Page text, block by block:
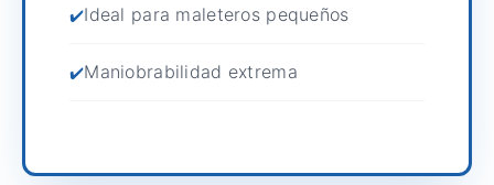
Ideal para maleteros pequeños
Maniobrabilidad extrema